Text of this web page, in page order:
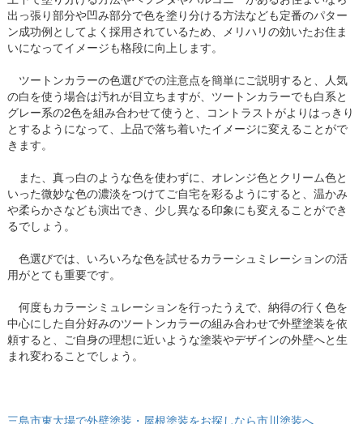
出っ張り部分や凹み部分で色を塗り分ける方法なども定番のパター
ン成功例としてよく採用されているため、メリハリの効いたお住ま
いになってイメージも格段に向上します。
ツートンカラーの色選びでの注意点を簡単にご説明すると、人気
の白を使う場合は汚れが目立ちますが、ツートンカラーでも白系と
グレー系の2色を組み合わせて使うと、コントラストがよりはっきり
とするようになって、上品で落ち着いたイメージに変えることがで
きます。
また、真っ白のような色を使わずに、オレンジ色とクリーム色と
いった微妙な色の濃淡をつけてご自宅を彩るようにすると、温かみ
や柔らかさなども演出でき、少し異なる印象にも変えることができ
るでしょう。
色選びでは、いろいろな色を試せるカラーシュミレーションの活
用がとても重要です。
何度もカラーシミュレーションを行ったうえで、納得の行く色を
中心にした自分好みのツートンカラーの組み合わせで外壁塗装を依
頼すると、ご自身の理想に近いような塗装やデザインの外壁へと生
まれ変わることでしょう。
三島市東大場で外壁塗装・屋根塗装をお探しなら市川塗装へ